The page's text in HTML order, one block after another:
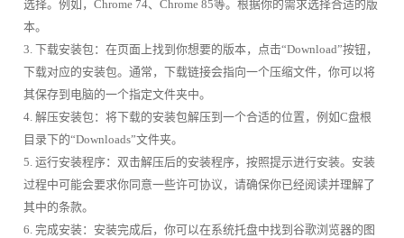
选择。例如，Chrome 74、Chrome 85等。根据你的需求选择合适的版
本。
3. 下载安装包：在页面上找到你想要的版本，点击“Download”按钮，
下载对应的安装包。通常，下载链接会指向一个压缩文件，你可以将
其保存到电脑的一个指定文件夹中。
4. 解压安装包：将下载的安装包解压到一个合适的位置，例如C盘根
目录下的“Downloads”文件夹。
5. 运行安装程序：双击解压后的安装程序，按照提示进行安装。安装
过程中可能会要求你同意一些许可协议，请确保你已经阅读并理解了
其中的条款。
6. 完成安装：安装完成后，你可以在系统托盘中找到谷歌浏览器的图